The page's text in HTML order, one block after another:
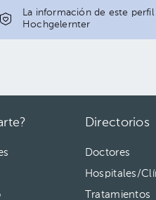
La información de este
Hochgelernter
Directorios
Doctores
Hospitales/
Tratamientos